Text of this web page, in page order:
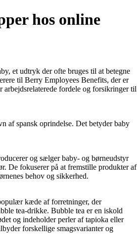
hos online
et udtryk der ofte bruges til at betegne
til Berry Employees Benefits, der er
arbejdsrelaterede fordele og forsikringer til
af spansk oprindelse. Det betyder baby
og sælger baby- og børneudstyr
De fokuserer på at fremstille produkter af
behov og sikkerhed.
kæde af forretninger, der
tea-drikke. Bubble tea er en iskold
og indeholder perler af tapioka eller
forskellige smagsvarianter og